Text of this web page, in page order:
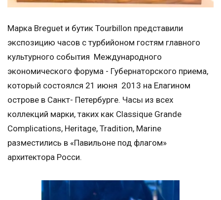
Марка Breguet и бутик Tourbillon представили
экспозицию часов с турбийоном гостям главного
культурного события Международного
экономического форума - Губернаторского приема,
который состоялся 21 июня 2013 на Елагином
острове в Санкт- Петербурге. Часы из всех
коллекций марки, таких как Classique Grande
Complications, Heritage, Tradition, Marine
разместились в «Павильоне под флагом»
архитектора Росси.